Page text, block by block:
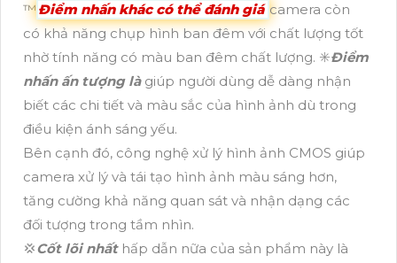
™️ Điểm nhấn khác có thể đánh giá camera còn
có khả năng chụp hình ban đêm với chất lượng tốt
nhờ tính năng có màu ban đêm chất lượng. ✳️Điểm
nhấn ấn tượng làgiúp người dùng dễ dàng nhận
biết các chi tiết và màu sắc của hình ảnh dù trong
điều kiện ánh sáng yếu.
Bên cạnh đó, công nghệ xử lý hình ảnh CMOS giúp
camera xử lý và tái tạo hình ảnh màu sáng hơn,
tăng cường khả năng quan sát và nhận dạng các
đối tượng trong tầm nhìn.
💢Cốt lõi nhất hấp dẫn nữa của sản phẩm này là